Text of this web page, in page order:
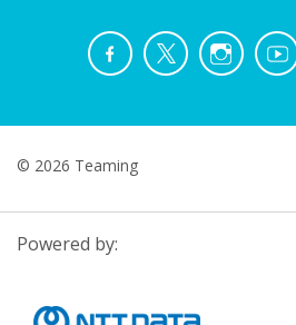
© 2026 Teaming
Powered by: